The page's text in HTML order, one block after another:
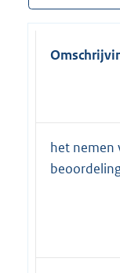
het nemen